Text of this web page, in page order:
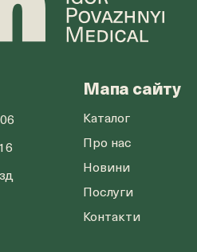
Мапа сайту
Каталог
Про нас
Новини
Послуги
Контакти